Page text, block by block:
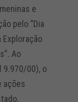
e
pelo “Dia
Exploração
Ao
9.970/00), o
ações